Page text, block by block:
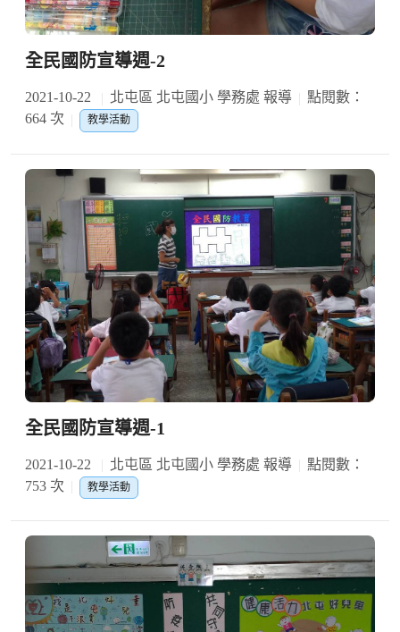
全民國防宣導週-2
2021-10-22 北屯區 北屯國小 學務處 報導
點閱數：
664 次
教學活動
全民國防宣導週-1
2021-10-22 北屯區 北屯國小 學務處 報導
點閱數：
753 次
教學活動